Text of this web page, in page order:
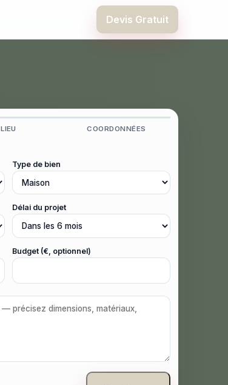
Devis Gratuit
LIEU COORDONNÉES
Type de bien
Délai du projet
Budget (€, optionnel)